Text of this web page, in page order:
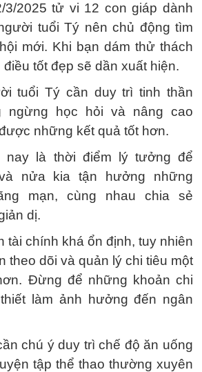
2025 tử vi 12 con giáp dành
tuổi Tý nên chủ động tìm
mới. Khi bạn dám thử thách
tốt đẹp sẽ dần xuất hiện.
tuổi Tý cần duy trì tinh thần
ngừng học hỏi và nâng cao
những kết quả tốt hơn.
nay là thời điểm lý tưởng để
nửa kia tận hưởng những
mạn, cùng nhau chia sẻ
dị.
tài chính khá ổn định, tuy nhiên
theo dõi và quản lý chi tiêu một
Đừng để những khoản chi
làm ảnh hưởng đến ngân
chú ý duy trì chế độ ăn uống
tập thể thao thường xuyên